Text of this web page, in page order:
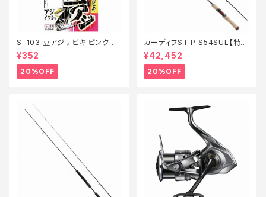
S−103 豆アジサビキ ピンクベ
イト 1【特価仕掛】【20】
¥352
20%OFF
カーディフST P S54SUL【特価
ロッド】【20】
¥42,452
20%OFF